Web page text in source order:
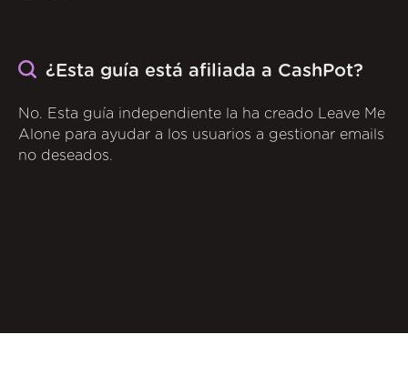
¿Esta guía está afiliada a CashPot?
No. Esta guía independiente la ha creado Leave Me
Alone para ayudar a los usuarios a gestionar emails
no deseados.